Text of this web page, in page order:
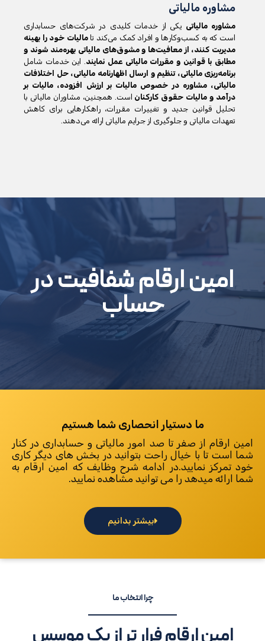
مشاوره مالیاتی
مشاوره مالیاتی یکی از خدمات کلیدی در شرکت‌های حسابداری
است که به کسب‌وکارها و افراد کمک می‌کند تامالیات خود را بهینه
مدیریت کنند، از معافیت‌ها و مشوق‌های مالیاتی بهره‌مند شوند و
مطابق با قوانین و مقررات مالیاتی عمل نمایند . این خدمات شامل
برنامه‌ریزی مالیاتی، تنظیم و ارسال اظهارنامه مالیاتی، حل اختلافات
مالیاتی، مشاوره در خصوص مالیات بر ارزش افزوده، مالیات بر
درآمد و مالیات حقوق کارکنان است. همچنین، مشاوران مالیاتی با
تحلیل قوانین جدید و تغییرات مقررات، راهکارهایی برای کاهش
تعهدات مالیاتی و جلوگیری از جرایم مالیاتی ارائه می‌دهند.
امین ارقام شفافیت در
حساب
ما دستیار انحصاری شما هستیم
امین ارقام از صفر تا صد امور مالیاتی و حسابداری در کنار
شما است تا با خیال راحت بتوانید در بخش های دیگر کاری
خود تمرکز نمایید.در ادامه شرح وظایف که امین ارقام به
شما ارائه میدهد را می توانید مشاهده نمایید.
بیشتر بدانیم
چرا انتخاب ما